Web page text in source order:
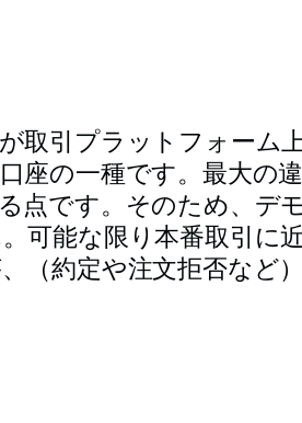
取引プラットフォーム
座の一種です。最大の
点です。そのため、デ
可能な限り本番取引に
（約定や注文拒否など